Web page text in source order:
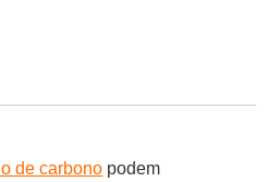
de carbono podem